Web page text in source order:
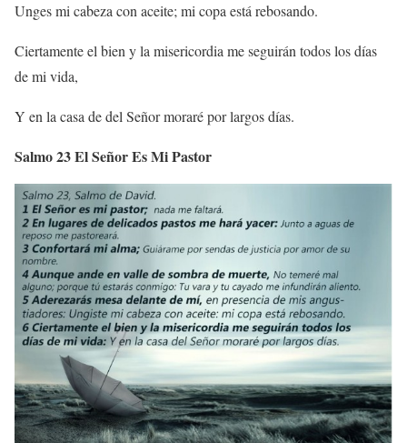
Unges mi cabeza con aceite; mi copa está rebosando.
Ciertamente el bien y la misericordia me seguirán todos los días
de mi vida,
Y en la casa de del Señor moraré por largos días.
Salmo 23 El Señor Es Mi Pastor